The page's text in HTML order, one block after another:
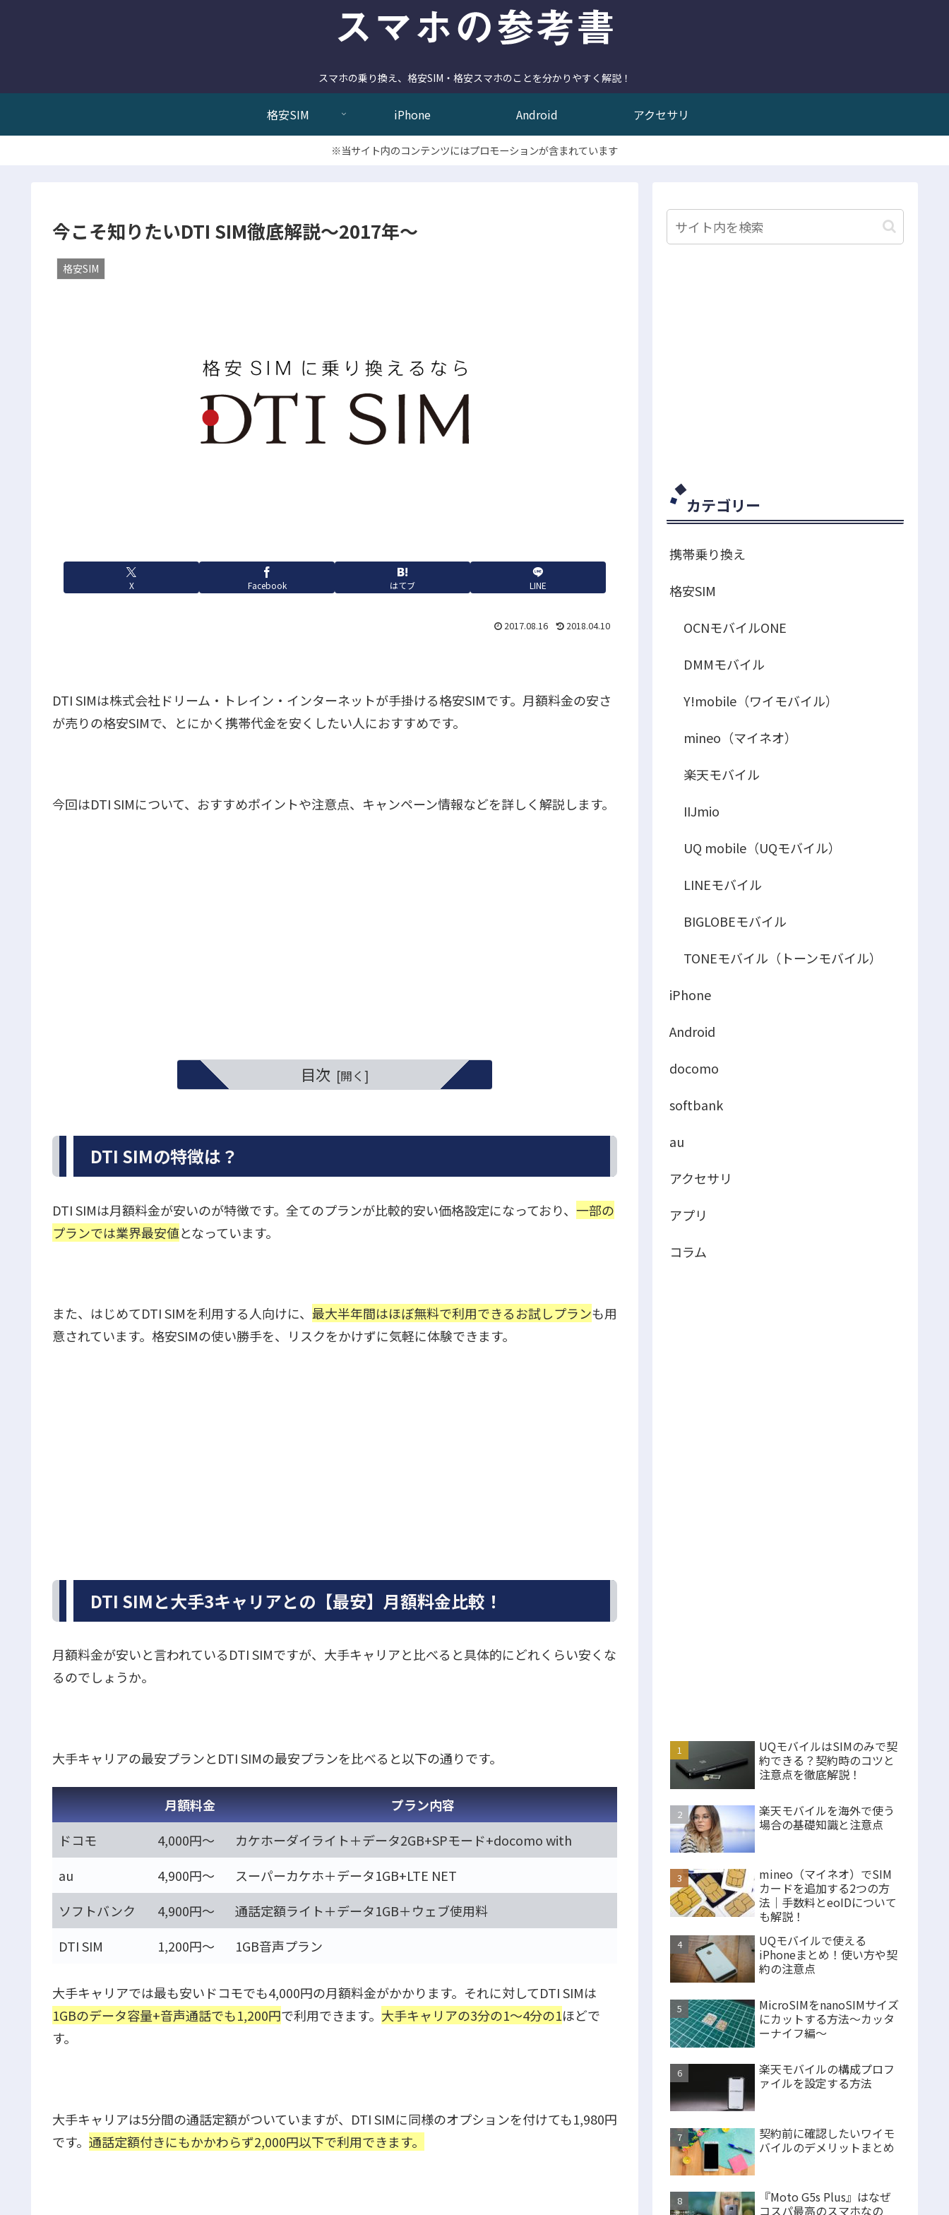
スマホの乗り換え、格安SIM・格安スマホのことを分かりやすく解説！
格安SIM iPhone Android アクセサリ
※当サイト内のコンテンツにはプロモーションが含まれています
今こそ知りたいDTI SIM徹底解説～2017年～
格安SIM
X Facebook はてブ LINE
2017.08.16 2018.04.10
DTI SIMは株式会社ドリーム・トレイン・インターネットが手掛ける格安SIMです。月額料金の安さ
が売りの格安SIMで、とにかく携帯代金を安くしたい人におすすめです。
今回はDTI SIMについて、おすすめポイントや注意点、キャンペーン情報などを詳しく解説します。
目次
DTI SIMの特徴は？
DTI SIMは月額料金が安いのが特徴です。全てのプランが比較的安い価格設定になっており、 一部の
プランでは業界最安値となっています。
また、はじめてDTI SIMを利用する人向けに、 最大半年間はほぼ無料で利用できるお試しプランも用
意されています。格安SIMの使い勝手を、リスクをかけずに気軽に体験できます。
DTI SIMと大手3キャリアとの【最安】月額料金比較！
月額料金が安いと言われているDTI SIMですが、大手キャリアと比べると具体的にどれくらい安くな
るのでしょうか。
大手キャリアの最安プランとDTI SIMの最安プランを比べると以下の通りです。
月額料金
プラン内容
ドコモ
4,000円～
カケホーダイライト＋データ2GB+SPモード+docomo with
au
4,900円～
スーパーカケホ＋データ1GB+LTE NET
ソフトバンク
4,900円～
通話定額ライト＋データ1GB＋ウェブ使用料
DTI SIM
1,200円～ 1GB音声プラン
大手キャリアでは最も安いドコモでも4,000円の月額料金がかかります。それに対してDTI SIMは
1GBのデータ容量+音声通話でも1,200円で利用できます。 大手キャリアの3分の1～4分の1ほどで
す。
大手キャリアは5分間の通話定額がついていますが、DTI SIMに同様のオプションを付けても1,980円
です。 通話定額付きにもかかわらず2,000円以下で利用できます。
カテゴリー
携帯乗り換え
格安SIM
OCNモバイルONE
DMMモバイル
Y!mobile（ワイモバイル）
mineo（マイネオ）
楽天モバイル
IIJmio
UQ mobile（UQモバイル）
LINEモバイル
BIGLOBEモバイル
TONEモバイル（トーンモバイル）
iPhone
Android
docomo
softbank
au
アクセサリ
アプリ
コラム
UQモバイルはSIMのみで契
約できる？契約時のコツと
注意点を徹底解説！
楽天モバイルを海外で使う
場合の基礎知識と注意点
mineo（マイネオ）でSIM
カードを追加する2つの方
法｜手数料とeoIDについて
も解説！
UQモバイルで使える
iPhoneまとめ！使い方や契
約の注意点
MicroSIMをnanoSIMサイズ
にカットする方法〜カッタ
ーナイフ編〜
楽天モバイルの構成プロフ
ァイルを設定する方法
契約前に確認したいワイモ
バイルのデメリットまとめ
『Moto G5s Plus』はなぜ
コスパ最高のスマホなの